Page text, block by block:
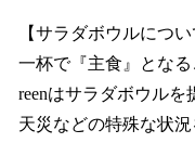
【サラダボウルについ
一杯で『主食』とな
reenはサラダボウル
天災などの特殊な状